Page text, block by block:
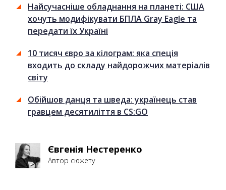
Найсучасніше обладнання на планеті: США
хочуть модифікувати БПЛА Gray Eagle та
передати їх Україні
10 тисяч євро за кілограм: яка спеція
входить до складу найдорожчих матеріалів
світу
Обійшов данця та шведа: українець став
гравцем десятиліття в CS:GO
Євгенія Нестеренко
Автор сюжету